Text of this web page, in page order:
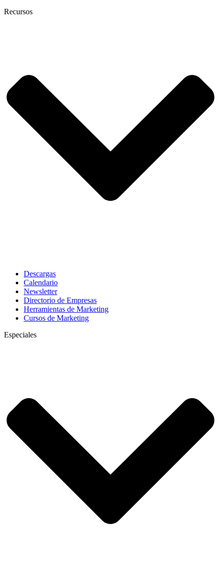
Recursos
Descargas
Calendario
Newsletter
Directorio de Empresas
Herramientas de Marketing
Cursos de Marketing
Especiales